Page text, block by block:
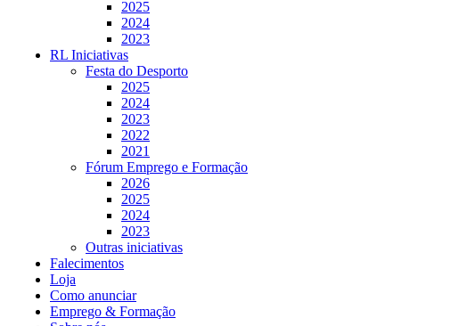
2025
2024
2023
RL Iniciativas
Festa do Desporto
2025
2024
2023
2022
2021
Fórum Emprego e Formação
2026
2025
2024
2023
Outras iniciativas
Falecimentos
Loja
Como anunciar
Emprego & Formação